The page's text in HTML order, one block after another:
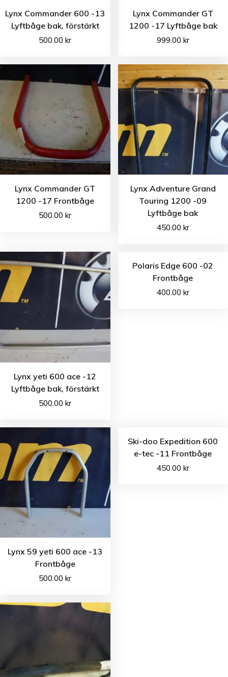
Lynx Commander 600 -13
Lyftbåge bak, förstärkt
500.00kr
Lynx Commander GT
1200 -17 Lyftbåge bak
999.00 kr
Lynx Commander GT
1200 -17 Frontbåge
500.00kr
Lynx Adventure Grand
Touring 1200 -09
Lyftbåge bak
450.00 kr
Lynx yeti 600 ace -12
Lyftbåge bak, förstärkt
500.00kr
Polaris Edge 600 -02
Frontbåge
400.00 kr
Lynx 59 yeti 600 ace -13
Frontbåge
500.00kr
Ski-doo Expedition 600
e-tec -11 Frontbåge
450.00 kr